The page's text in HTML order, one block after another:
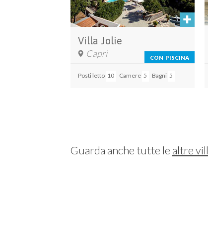
Villa Jolie
Capri CON PISCINA
Posti letto 10 Camere 5 Bagni 5
Guarda anche tutte le altre